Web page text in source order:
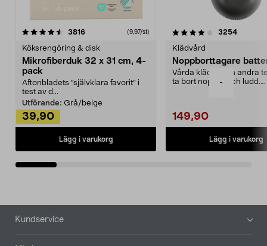
-
3816recensioner (9,97/st)
Köksrengöring & disk
Mikrofiberduk 32 x 31 cm, 4-
pack
Aftonbladets "självklara favorit” i
test av d...
Utförande: Grå/beige
39,90
Lägg i varukorg
4.0av 5 stjärnor 3254
Klädvård
Noppborttagare
Vårda kläder och andra
ta bort noppor och ludd.
149,90
Lägg i varukorg
4.5av 5 stjärnor
Sidfot
Kundservice